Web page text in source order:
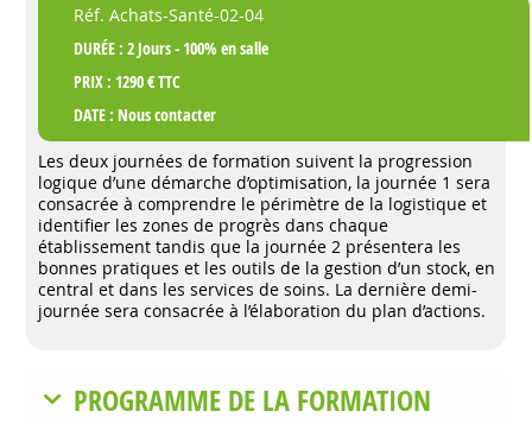
Réf. Achats-Santé-02-04
DURÉE : 2 Jours - 100% en salle
PRIX : 1290 € TTC
DATE :Nous contacter
Les deux journées de formation suivent la progression
logique d’une démarche d’optimisation, la journée 1 sera
consacrée à comprendre le périmètre de la logistique et
identifier les zones de progrès dans chaque
établissement tandis que la journée 2 présentera les
bonnes pratiques et les outils de la gestion d’un stock, en
central et dans les services de soins. La dernière demi-
journée sera consacrée à l’élaboration du plan d’actions.
PROGRAMME DE LA FORMATION